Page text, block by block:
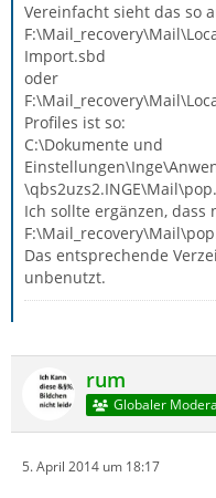
Vereinfacht sieht das so
Import.sbd
oder
Profiles ist so:
C:\Dokumente und
Ich sollte ergänzen, dass
Das entsprechende
unbenutzt.
rum
Globaler
5. April 2014 um 18:17